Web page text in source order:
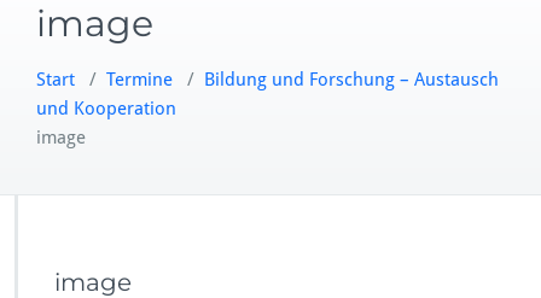
image
Start / Termine / Bildung und Forschung – Austausch
und Kooperation
image
image